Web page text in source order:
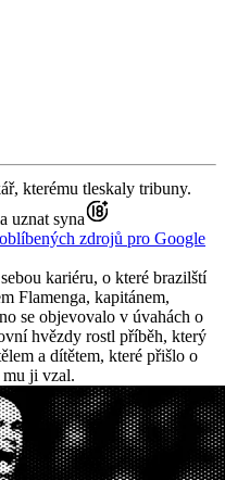
kterému tleskaly tribuny.
uznat syna
zdrojů pro Google
kariéru, o které brazilští
Flamenga, kapitánem,
se objevovalo v úvahách o
hvězdy rostl příběh, který
a dítětem, které přišlo o
ji vzal.